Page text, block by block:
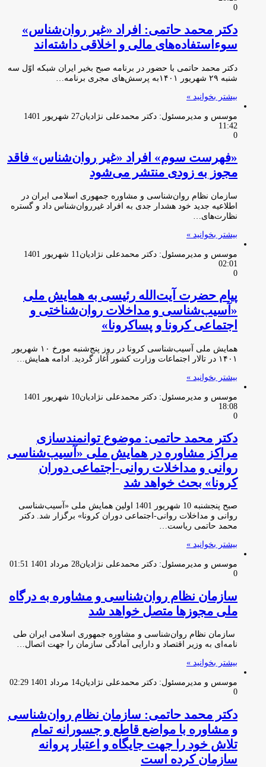
0
دکتر محمد حاتمی: افراد «غیر روان‌شناس»
سوءاستفاده‌های مالی و اخلاقی داشته‌اند
دکتر محمد حاتمی با حضور در برنامه صبح بخیر ایران شبکه اوّل سه
شنبه ۲۹ شهریور ۱۴۰۱به پرسش‌های مجری برنامه…
بیشتر بخوانید »
موسس و مدیرمسئول: دکتر محمدعلی نژادیان
27 شهریور 1401
11:42
0
«فهرست سوم» افراد «غیر روان‌شناس» فاقد
مجوز به زودی منتشر می‌شود
سازمان نظام روان‌شناسی و مشاوره جمهوری اسلامی ایران در
اطلاعیه جدید خود هشدار جدی به افراد غیرروان‌شناس داد و گستره
نظارت‌های…
بیشتر بخوانید »
موسس و مدیرمسئول: دکتر محمدعلی نژادیان
11 شهریور 1401
02:01
0
پیام حضرت آیت‌الله رئیسی به همایش ملی
«آسیب‌شناسی و مداخلات روان‌‌شناختی و
اجتماعی کرونا و پساکرونا»
همایش ملی آسیب‌شناسی کرونا در روز پنج‌شنبه مورخ ۱۰ شهریور
۱۴۰۱ در تالار اجتماعات وزارت کشور آغاز گردید‌‌. ادامه همایش…
بیشتر بخوانید »
موسس و مدیرمسئول: دکتر محمدعلی نژادیان
10 شهریور 1401
18:08
0
دکتر محمد حاتمی: موضوع توانمندسازی
مراکز مشاوره در همایش ملی «آسیب‌شناسی
روانی و مداخلات روانی-اجتماعی دوران
کرونا» بحث خواهد شد
صبح پنجشنبه 10 شهریور 1401 اولین همایش ملی «آسیب‌شناسی
روانی و مداخلات روانی-اجتماعی دوران کرونا» برگزار شد. دکتر
محمد حاتمی ریاست…
بیشتر بخوانید »
موسس و مدیرمسئول: دکتر محمدعلی نژادیان28 مرداد 1401 01:51
0
سازمان نظام روان‌شناسی و مشاوره به درگاه
ملی مجوزها متصل خواهد شد
سازمان نظام روان‌شناسی و مشاوره جمهوری اسلامی ایران طی
نامه‌ای به وزیر اقتصاد و دارایی آمادگی سازمان را جهت اتصال…
بیشتر بخوانید »
موسس و مدیرمسئول: دکتر محمدعلی نژادیان14 مرداد 1401 02:29
0
دکتر محمد حاتمی: سازمان نظام روان‌شناسی
و مشاوره با مواضع قاطع و جسورانه تمام
تلاش خود را جهت جایگاه و اعتبار پروانه
سازمان کرده است